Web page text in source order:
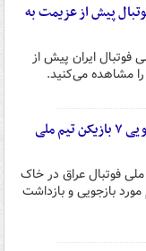
پیش از عزیمت به
فوتبال ایران پیش از
جزئیات بازداشت و بازجویی ۷ بازیکن تیم ملی
فوتبال عراق در خاک
تیم مورد بازجویی و بازداشت